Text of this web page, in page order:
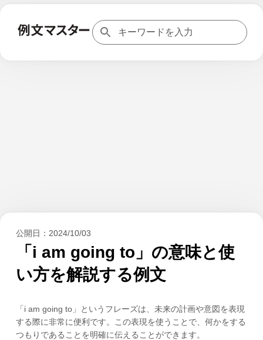
公開日： 2024/10/03
「i am going to」の意味と使
い方を解説する例文
「i am going to」というフレーズは、未来の計画や意図を表現
する際に非常に便利です。この表現を使うことで、何かをする
つもりであることを明確に伝えることができます。